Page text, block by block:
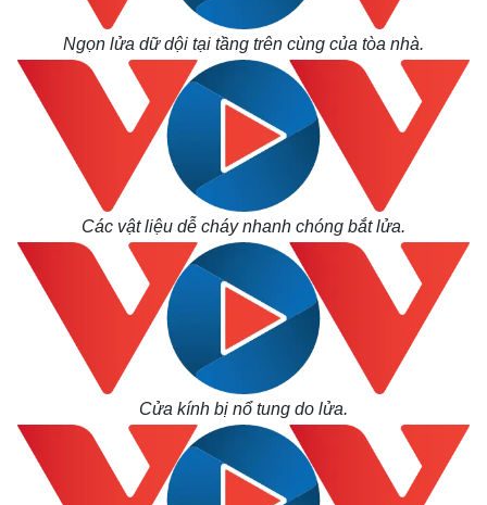
Ngọn lửa dữ dội tại tầng trên cùng của tòa nhà.
Các vật liệu dễ cháy nhanh chóng bắt lửa.
Cửa kính bị nổ tung do lửa.